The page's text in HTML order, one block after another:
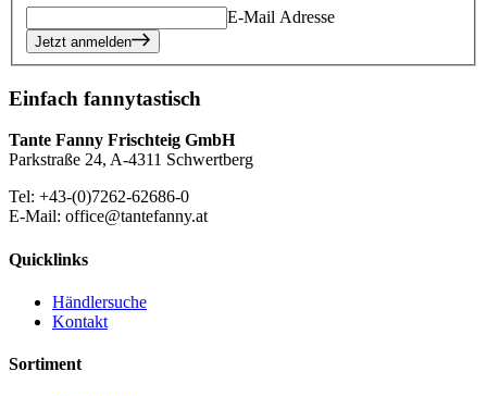
E-Mail Adresse
Jetzt anmelden
Einfach fannytastisch
Tante Fanny Frischteig GmbH
Parkstraße 24, A-4311 Schwertberg
Tel: +43-(0)7262-62686-0
E-Mail: office@tantefanny.at
Quicklinks
Händlersuche
Kontakt
Sortiment